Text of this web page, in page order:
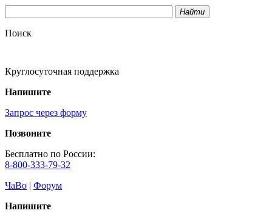
Найти
Поиск
Круглосуточная поддержка
Напишите
Запрос через форму
Позвоните
Бесплатно по России:
8-800-333-79-32
ЧаВо | Форум
Напишите